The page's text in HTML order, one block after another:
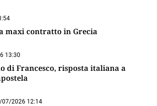
maxi contratto in Grecia
13:30
di Francesco, risposta italiana a
07/2026 12:14